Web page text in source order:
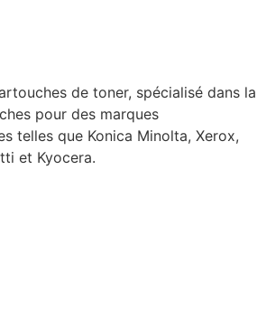
de toner, spécialisé dans la
pour des marques
telles que Konica Minolta, Xerox,
et Kyocera.